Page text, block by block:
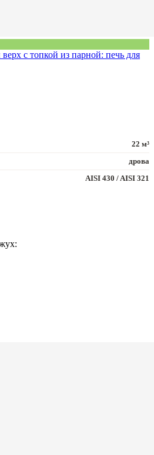
с топкой из парной: печь для
22 м³
дрова
AISI 430 / AISI 321